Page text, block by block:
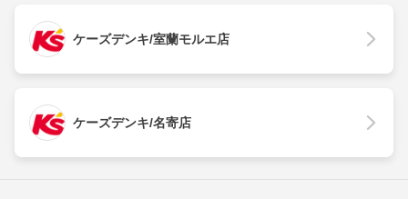
ケーズデンキ/室蘭モルエ店
ケーズデンキ/名寄店